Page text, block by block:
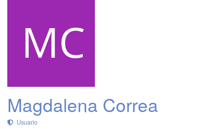
Magdalena Correa
Usuario